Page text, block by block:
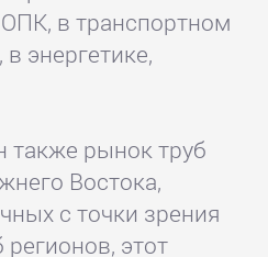
в транспортном
энергетике,
также рынок труб
Востока,
с точки зрения
этот